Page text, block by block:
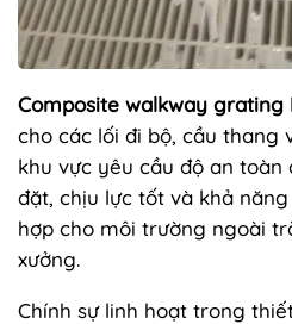
Composite walkway grating
cho các lối đi bộ, cầu thang
khu vực yêu cầu độ an toàn
đặt, chịu lực tốt và khả
hợp cho môi trường ngoài
xưởng.
Chính sự linh hoạt trong